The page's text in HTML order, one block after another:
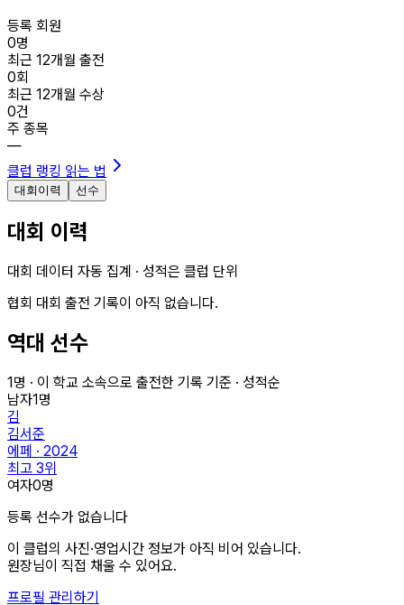
등록 회원
0명
최근 12개월 출전
0회
최근 12개월 수상
0건
주 종목
—
클럽 랭킹 읽는 법
대회이력 선수
대회 이력
대회 데이터 자동 집계 · 성적은 클럽 단위
협회 대회 출전 기록이 아직 없습니다.
역대 선수
1명 · 이 학교 소속으로 출전한 기록 기준 · 성적순
남자1명
김
김서준
에페 · 2024
최고 3위
여자0명
등록 선수가 없습니다
이 클럽의 사진·영업시간 정보가 아직 비어 있습니다.
원장님이 직접 채울 수 있어요.
프로필 관리하기